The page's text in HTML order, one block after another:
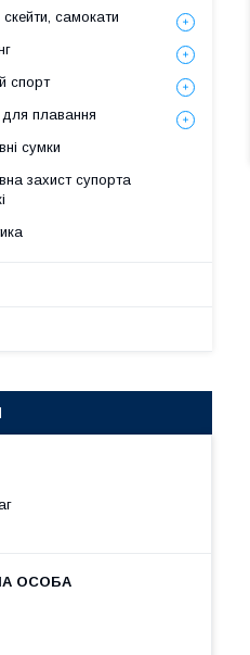
самокати
спорт
плавання
сумки
захист супорта